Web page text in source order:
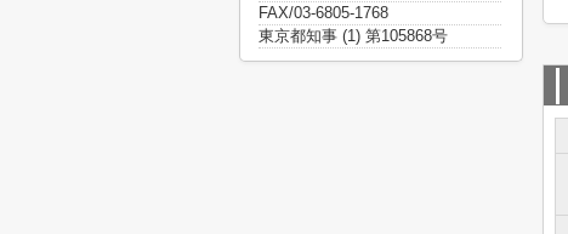
FAX/03-6805-1768
東京都知事 (1) 第105868号